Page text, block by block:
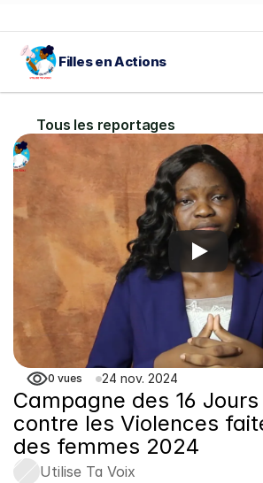
Filles en Actions
Tous les reportages
0 vues 24 nov. 2024
Campagne des 16 Jours
contre les Violences
des femmes 2024
Utilise Ta Voix